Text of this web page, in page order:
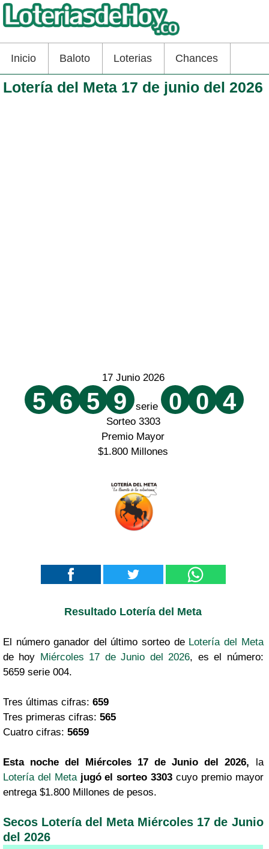
Inicio Baloto Loterias Chances
Lotería del Meta 17 de junio del 2026
17 Junio 2026
5 6 5 9 serie 0 0 4
Sorteo 3303
Premio Mayor
$1.800 Millones
Resultado Lotería del Meta
El número ganador del último sorteo de Lotería del Meta
de hoy Miércoles 17 de Junio del 2026, es el número:
5659 serie 004.
Tres últimas cifras: 659
Tres primeras cifras: 565
Cuatro cifras: 5659
Esta noche del Miércoles 17 de Junio del 2026, la
Lotería del Meta jugó el sorteo 3303 cuyo premio mayor
entrega $1.800 Millones de pesos.
Secos Lotería del Meta Miércoles 17 de Junio
del 2026